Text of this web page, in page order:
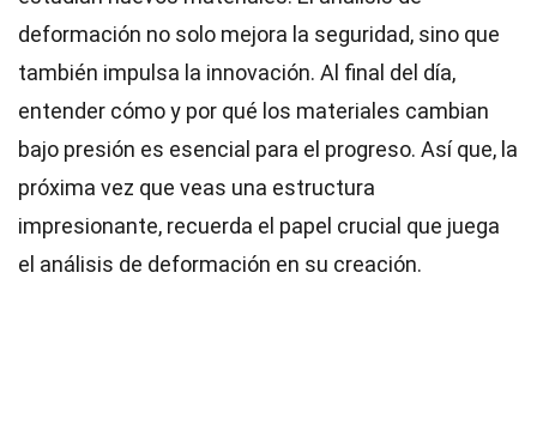
deformación no solo mejora la seguridad, sino que
también impulsa la innovación. Al final del día,
entender cómo y por qué los materiales cambian
bajo presión es esencial para el progreso. Así que, la
próxima vez que veas una estructura
impresionante, recuerda el papel crucial que juega
el análisis de deformación en su creación.